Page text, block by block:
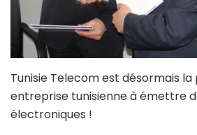
Tunisie Telecom est désormais
entreprise tunisienne à émettre
électroniques !